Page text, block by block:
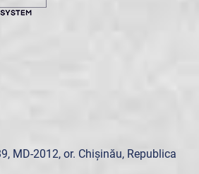
MD-2012, or. Chișinău, Republica